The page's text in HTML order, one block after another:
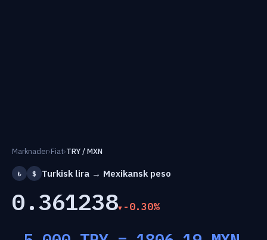
Marknader›Fiat›TRY / MXN
₺ $ Turkisk lira → Mexikansk peso
0.361238 -0.30%